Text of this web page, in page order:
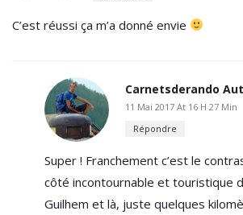
C’est réussi ça m’a donné envie
Carnetsderando
11 Mai 2017 At 16 H 27 Min
Répondre
Super ! Franchement c’est le
côté incontournable et touristique
Guilhem et là, juste quelques